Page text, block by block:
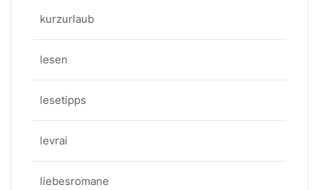
kurzurlaub
lesen
lesetipps
levrai
liebesromane